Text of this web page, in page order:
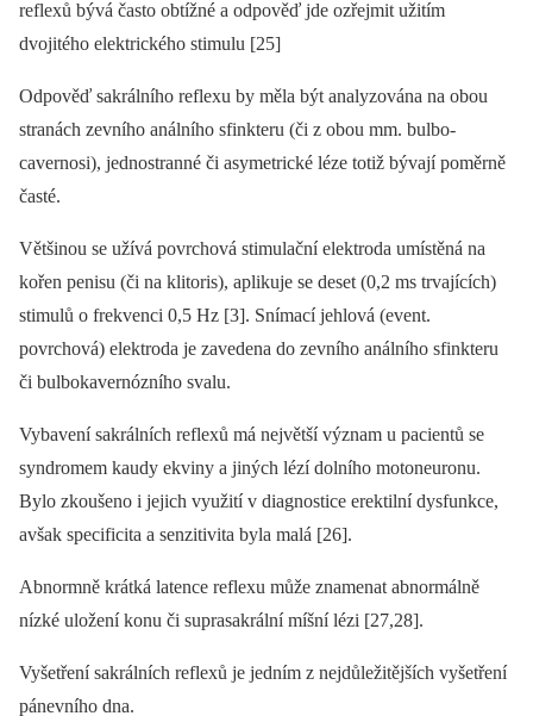
reflexů bývá často obtížné a odpověď jde ozřejmit užitím
dvojitého elektrického stimulu [25]
Odpověď sakrálního reflexu by měla být analyzována na obou
stranách zevního análního sfinkteru (či z obou mm. bulbo­
cavernosi), jednostranné či asymetrické léze totiž bývají poměrně
časté.
Většinou se užívá povrchová stimulační elektroda umístěná na
kořen penisu (či na klitoris), aplikuje se deset (0,2 ms trvajících)
stimulů o frekvenci 0,5 Hz [3]. Snímací jehlová (event.
povrchová) elektroda je zavedena do zevního análního sfinkteru
či bulbokavernózního svalu.
Vybavení sakrálních reflexů má největší význam u pacientů se
syndromem kaudy ekviny a jiných lézí dolního motoneuronu.
Bylo zkoušeno i jejich využití v diagnostice erektilní dysfunkce,
avšak specificita a senzitivita byla malá [26].
Abnormně krátká latence reflexu může znamenat abnormálně
nízké uložení konu či suprasakrální míšní lézi [27,28].
Vyšetření sakrálních reflexů je jedním z nejdůležitějších vyšetření
pánevního dna.